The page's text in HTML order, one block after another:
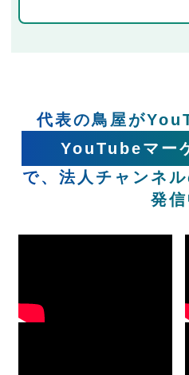
代表の鳥屋が
YouTubeマー
で、法人チャンネ
発信